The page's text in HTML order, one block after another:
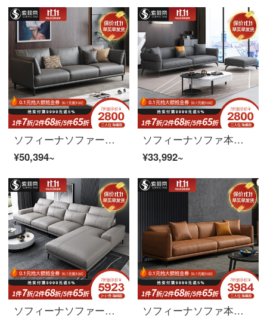
ソフィーナソファーの本革ソファー北欧の本革ソファーの小型部屋タイプの3人のリビングルームが簡単に予約できます。
¥50,394~
ソフィーナソファ本革ソファ北欧現代簡単客間の本革ソファーの小型部屋型三人セット家具3人分のラテックスモデル
¥33,992~
ソフィーナソファーの本革ソファーの意味は簡単で、ソファーの小型タイプのソファーのお客様の頭の階の本革のソファーの軽い贅沢な皮の芸のソファーの2+1+貴妃のラテックスのモデル
ソフィーナソファ本革ソファー北欧本革ソファー客間北欧シンプルでモダンな軽贅沢な牛革サイズの家庭用三人セットのラテックスタイプ